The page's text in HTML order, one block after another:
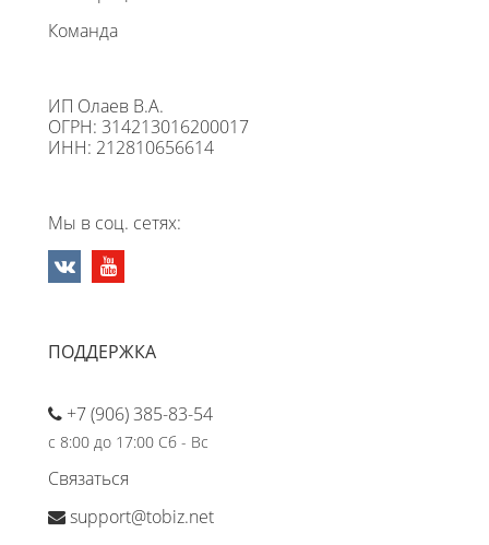
Команда
ИП Олаев В.А.
ОГРН: 314213016200017
ИНН: 212810656614
Мы в соц. сетях:
ПОДДЕРЖКА
+7 (906) 385-83-54
с 8:00 до 17:00 Сб - Вс
Связаться
support@tobiz.net